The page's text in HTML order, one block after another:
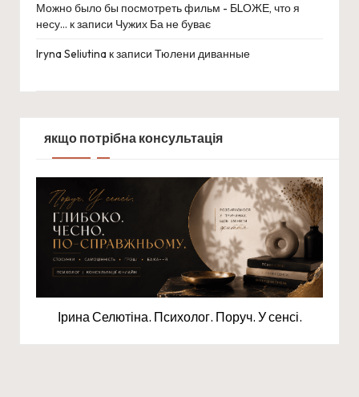
Можно было бы посмотреть фильм - БLОЖЕ, что я
несу… к записи Чужих Ба не буває
Iryna Seliutina к записи Тюлени диванные
якщо потрібна консультація
Ірина Селютіна. Психолог. Поруч. У сенсі.